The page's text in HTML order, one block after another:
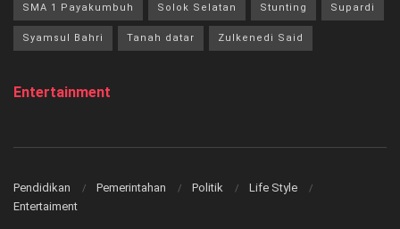
SMA 1 Payakumbuh Solok Selatan Stunting Supardi
Syamsul Bahri Tanah datar Zulkenedi Said
Entertainment
Pendidikan Pemerintahan Politik
Life Style
Entertaiment